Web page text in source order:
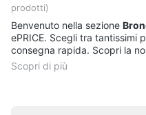
Tv
e
Home
Cinema
prodotti)
Benvenuto nella sezione
ePRICE. Scegli tra tantissimi
consegna rapida. Scopri la
prezzi e acquista